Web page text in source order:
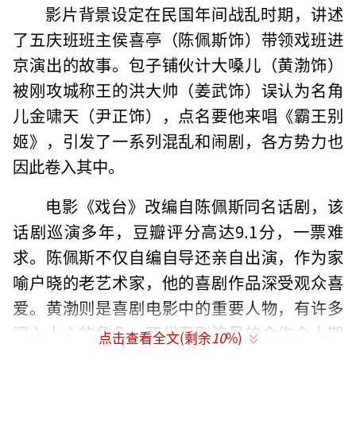
影片背景设定在民国年间战乱时期，讲述
了五庆班班主侯喜亭（陈佩斯饰）带领戏班进
京演出的故事。包子铺伙计大嗓儿（黄渤饰）
被刚攻城称王的洪大帅（姜武饰）误认为名角
儿金啸天（尹正饰），点名要他来唱《霸王别
姬》，引发了一系列混乱和闹剧，各方势力也
因此卷入其中。
电影《戏台》改编自陈佩斯同名话剧，该
话剧巡演多年，豆瓣评分高达9.1分，一票难
求。陈佩斯不仅自编自导还亲自出演，作为家
喻户晓的老艺术家，他的喜剧作品深受观众喜
爱。黄渤则是喜剧电影中的重要人物，有许多
深入人心的角色。两代喜剧演员的合作令人期
点击查看全文(剩余10%)